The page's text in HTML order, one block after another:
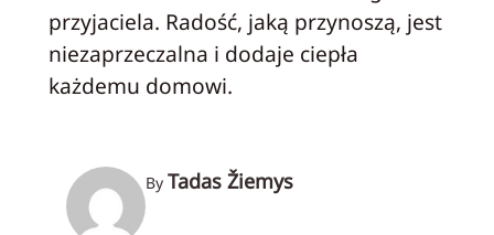
przyjaciela. Radość, jaką przynoszą, jest
niezaprzeczalna i dodaje ciepła
każdemu domowi.
By Tadas Žiemys